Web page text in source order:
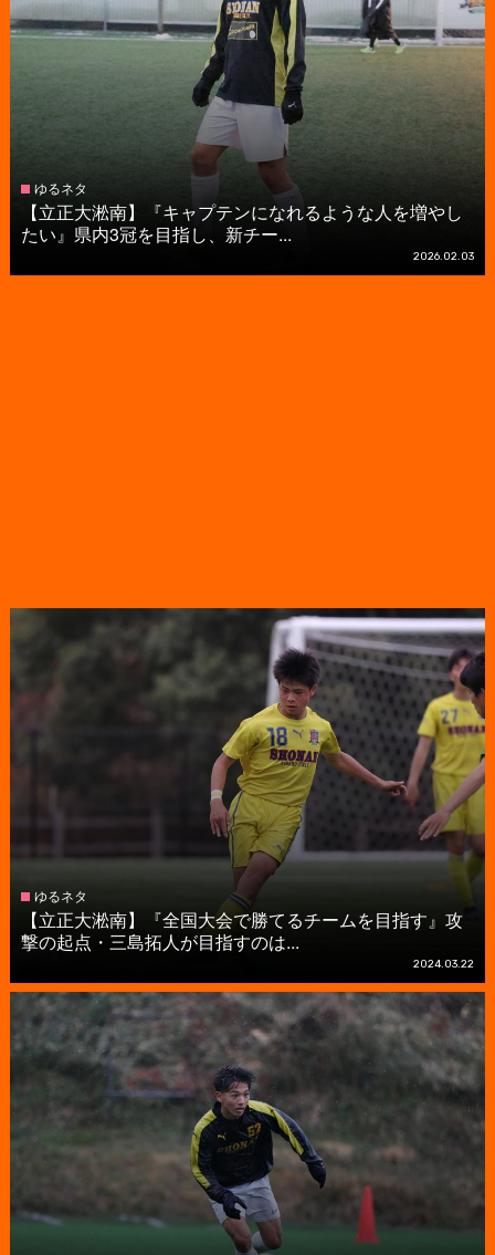
ゆるネタ
【立正大淞南】『キャプテンになれるような人を増やし
たい』県内3冠を目指し、新チー...
2026.02.03
ゆるネタ
【立正大淞南】『全国大会で勝てるチームを目指す』攻
撃の起点・三島拓人が目指すのは...
2024.03.22